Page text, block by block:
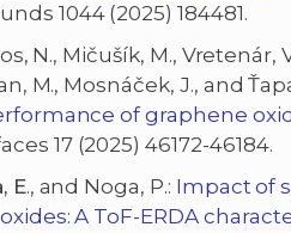
1044 (2025) 184481.
N., Mičušík, M., Vretenár,
M., Mosnáček, J., and
of graphene
17 (2025) 46172-46184.
E., and Noga, P.: Impact of
A ToF-ERDA